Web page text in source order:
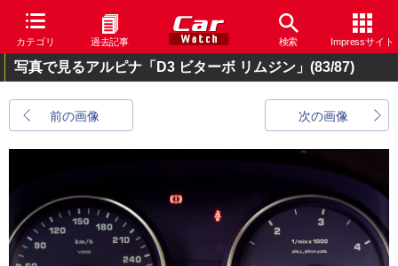
カテゴリ 過去記事 検索 Impressサイト
写真で見るアルピナ「D3 ビターボ リムジン」 (83/87)
前の画像 次の画像